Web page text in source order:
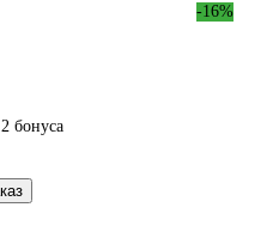
-16%
бонуса